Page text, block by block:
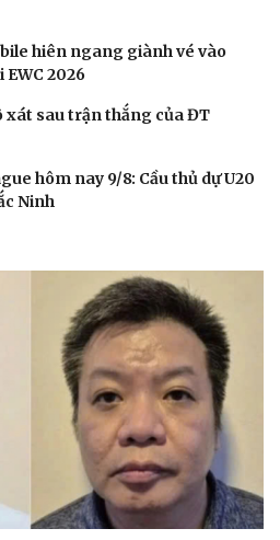
Đời sống
Tình yêu - Gia đình
hiên ngang giành vé vào
2026
xát sau trận thắng của ĐT
hôm nay 9/8: Cầu thủ dự U20
Ninh